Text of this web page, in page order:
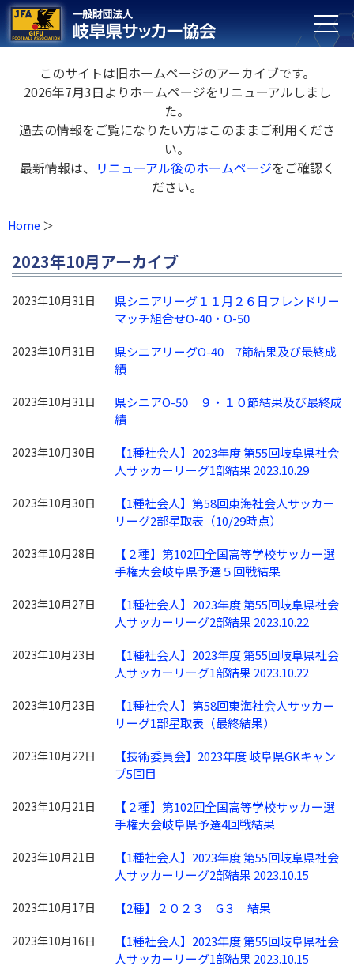
このサイトは旧ホームページのアーカイブです。
2026年7月3日よりホームページをリニューアルしまし
た。
過去の情報をご覧になりたい方はこのままご利用くださ
い。
最新情報は、 リニューアル後のホームページをご確認く
ださい。
Home
2023年10月アーカイブ
2023年10月31日
県シニアリーグ１１月２６日フレンドリー
マッチ組合せO-40・O-50
2023年10月31日
県シニアリーグO-40 7節結果及び最終成
績
2023年10月31日
県シニアO-50 ９・１０節結果及び最終成
績
2023年10月30日
【1種社会人】2023年度 第55回岐阜県社会
人サッカーリーグ1部結果 2023.10.29
2023年10月30日
【1種社会人】第58回東海社会人サッカー
リーグ2部星取表（10/29時点）
2023年10月28日
【２種】第102回全国高等学校サッカー選
手権大会岐阜県予選５回戦結果
2023年10月27日
【1種社会人】2023年度 第55回岐阜県社会
人サッカーリーグ2部結果 2023.10.22
2023年10月23日
【1種社会人】2023年度 第55回岐阜県社会
人サッカーリーグ1部結果 2023.10.22
2023年10月23日
【1種社会人】第58回東海社会人サッカー
リーグ1部星取表（最終結果）
2023年10月22日
【技術委員会】2023年度 岐阜県GKキャン
プ5回目
2023年10月21日
【２種】第102回全国高等学校サッカー選
手権大会岐阜県予選4回戦結果
2023年10月21日
【1種社会人】2023年度 第55回岐阜県社会
人サッカーリーグ2部結果 2023.10.15
2023年10月17日 【2種】２０２３ G３ 結果
2023年10月16日
【1種社会人】2023年度 第55回岐阜県社会
人サッカーリーグ1部結果 2023.10.15